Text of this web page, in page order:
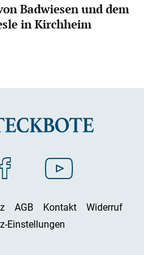
Badwiesen und dem
in Kirchheim
AGB Kontakt
Widerruf
Einstellungen